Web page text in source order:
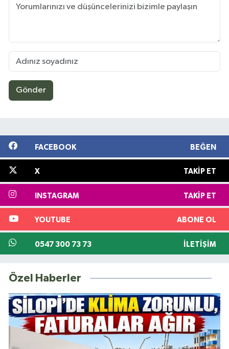
Gönder
FACEBOOK BEĞEN
X TAKIP ET
INSTAGRAM TAKIP ET
YOUTUBE ABONE OL
0547 300 73 73 İLETIŞIM
Özel Haberler